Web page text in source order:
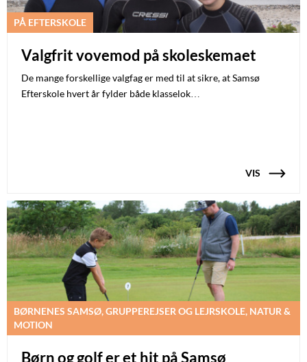
PÅ EFTERSKOLE
Valgfrit vovemod på skoleskemaet
De mange forskellige valgfag er med til at sikre, at Samsø
Efterskole hvert år fylder både klasselok…
VIS
BØRNENES SAMSØ, GRUPPEREJSER OG LEJRSKOLE, NATUR &
MOTION
Børn og golf er et hit på Samsø